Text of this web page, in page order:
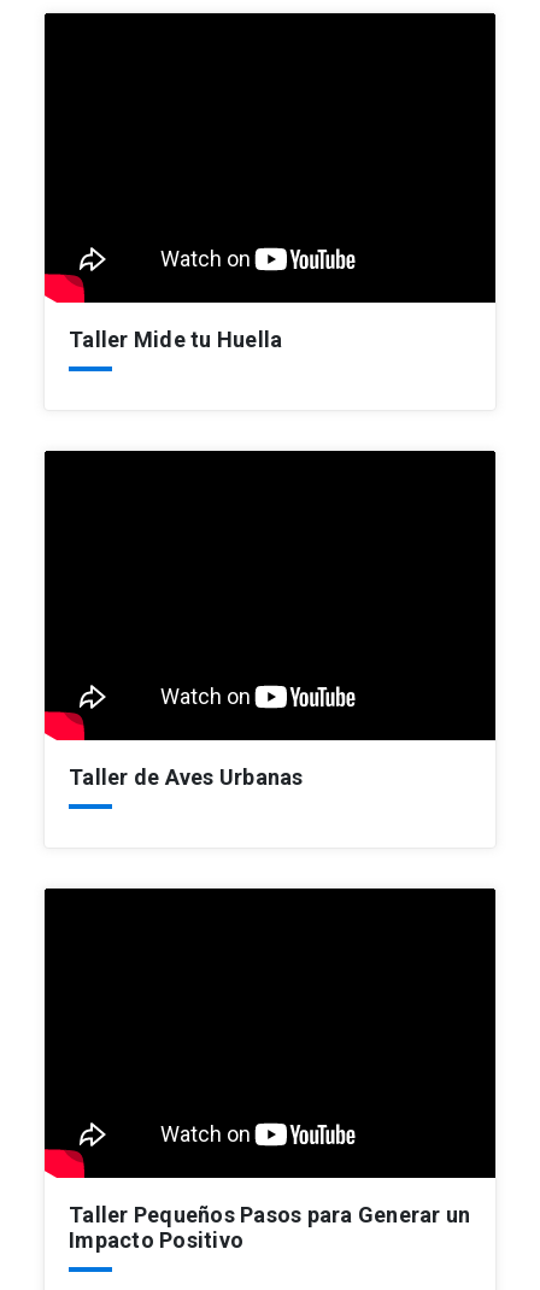
Taller Mide tu Huella
Taller de Aves Urbanas
Taller Pequeños Pasos para Generar un
Impacto Positivo